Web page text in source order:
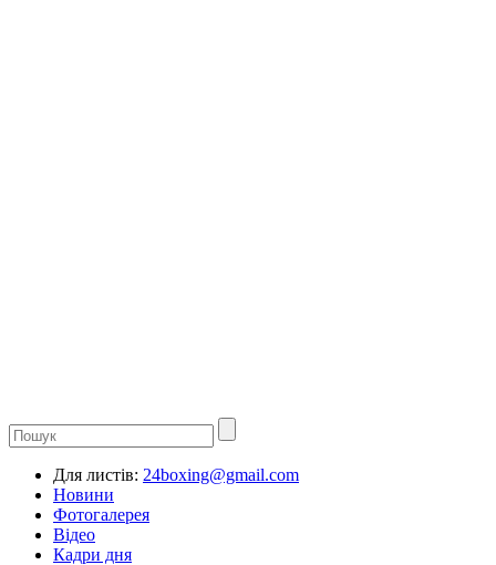
Для листів: 24boxing@gmail.com
Новини
Фотогалерея
Відео
Кадри дня